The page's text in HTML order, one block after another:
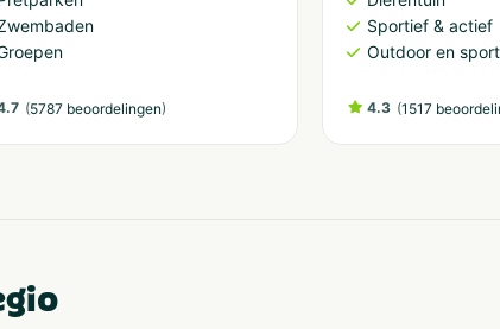
(5787 beoordelingen)
Sportief & actief
Outdoor en
4.3 (1517